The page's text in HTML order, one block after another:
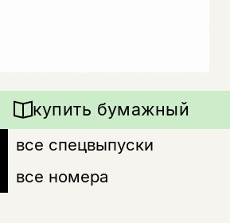
все спецвыпуски
все номера
купить бумажный